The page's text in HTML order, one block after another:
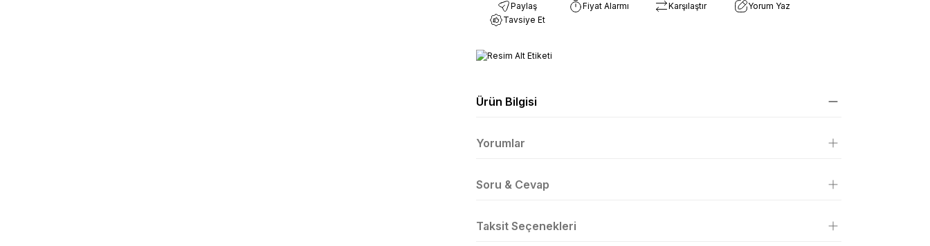
Paylaş Fiyat Alarmı Karşılaştır
Yorum Yaz
Tavsiye Et
Ürün Bilgisi
Yorumlar
Soru & Cevap
Taksit Seçenekleri